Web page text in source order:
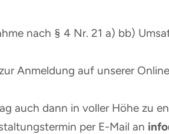
nach § 4 Nr. 21 a) bb)
Anmeldung auf unserer
auch dann in voller Höhe zu
per E-Mail an